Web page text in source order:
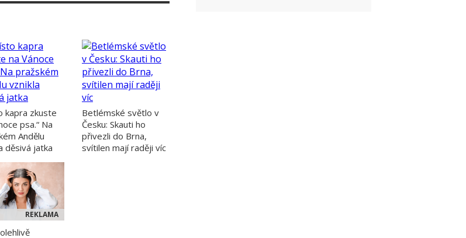
kapra zkuste
psa.“ Na
Andělu
děsivá jatka
Betlémské světlo v
Česku: Skauti ho
přivezli do Brna,
svítilen mají raději víc
REKLAMA